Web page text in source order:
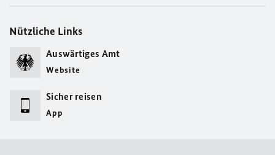
Nützliche Links
Auswärtiges Amt
Website
Sicher reisen
App